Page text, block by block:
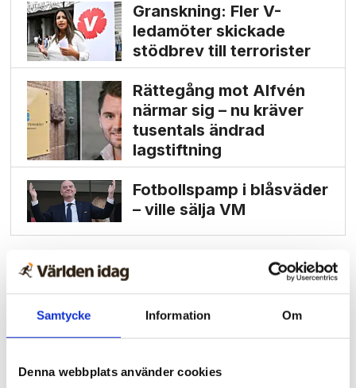
Samtycke Information Om
Denna webbplats använder cookies
Granskning: Fler V-
ledamöter skickade
stödbrev till terrorister
Rättegång mot Alfvén
närmar sig – nu kräver
tusentals ändrad
lagstiftning
Fotbollspamp i blåsväder
– ville sälja VM